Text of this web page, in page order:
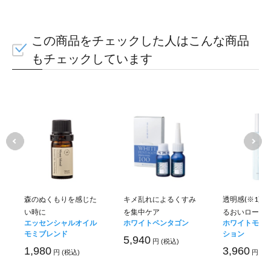
この商品をチェックした人はこんな商品
もチェックしています
森のぬくもりを感じた
い時に
エッセンシャルオイル
モミブレンド
1,980 円 (税込)
キメ乱れによるくすみ
を集中ケア
ホワイトペンタゴン
5,940 円 (税込)
透明感(※1)を
るおいローシ
ホワイトモイ
ション
3,960 円 (税